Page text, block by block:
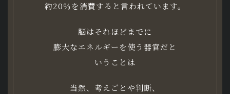
約20％を消費すると言われています。
脳はそれほどまでに
膨大なエネルギーを使う器官だと
いうことは
当然、考えごとや判断、